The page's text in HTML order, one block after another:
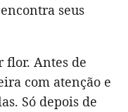
seus
flor. Antes de
com atenção e
Só depois de